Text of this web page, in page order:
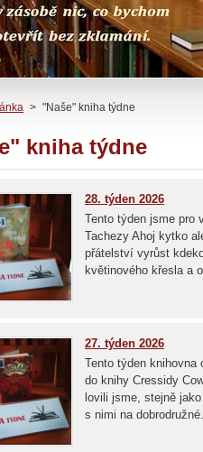
> "Naše" kniha týdne
kniha týdne
28. týden 2026
Tento týden jsme pro
Tachezy Ahoj kytko
přátelství vyrůst
květinového křesla a
27. týden 2026
Tento týden knihovna
do knihy Cressidy
lovili jsme, stejně
s nimi na